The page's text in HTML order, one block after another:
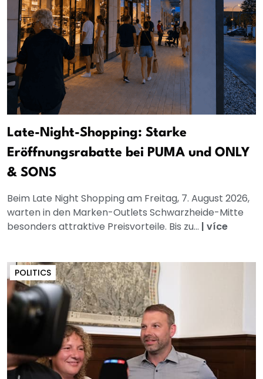
Late-Night-Shopping: Starke
Eröffnungsrabatte bei PUMA und ONLY
& SONS
Beim Late Night Shopping am Freitag, 7. August 2026,
warten in den Marken-Outlets Schwarzheide-Mitte
besonders attraktive Preisvorteile. Bis zu... | více
POLITICS